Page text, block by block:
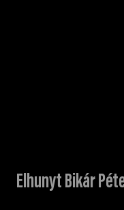
Elhunyt Bikár